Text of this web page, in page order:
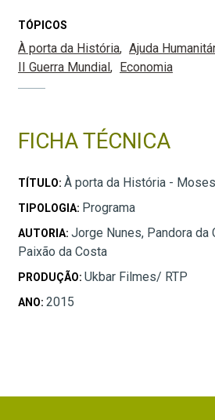
TÓPICOS
À porta da História Ajuda
II Guerra Mundial
Economia
FICHA TÉCNICA
TÍTULO: À porta da História -
TIPOLOGIA: Programa
AUTORIA: Jorge Nunes, Pandora da
Paixão da Costa
PRODUÇÃO: Ukbar Filmes/ RTP
ANO: 2015